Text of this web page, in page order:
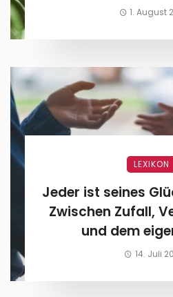
1. August
LEXIKON
Jeder ist seines
Zwischen Zufall,
und dem
14. Juli